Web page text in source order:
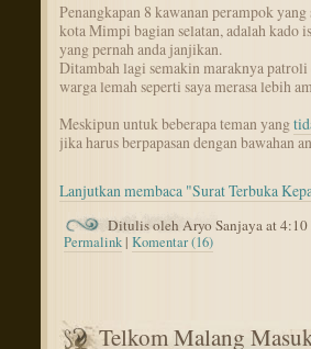
Penangkapan 8 kawanan perampok
kota Mimpi bagian selatan, adalah kado
yang pernah anda janjikan.
Ditambah lagi semakin maraknya
warga lemah seperti saya merasa lebih
Meskipun untuk beberapa teman yang
jika harus berpapasan dengan bawahan
Lanjutkan membaca "Surat Terbuka
Ditulis oleh Aryo Sanjaya at 4:10
Permalink |Komentar (16)
Telkom Malang